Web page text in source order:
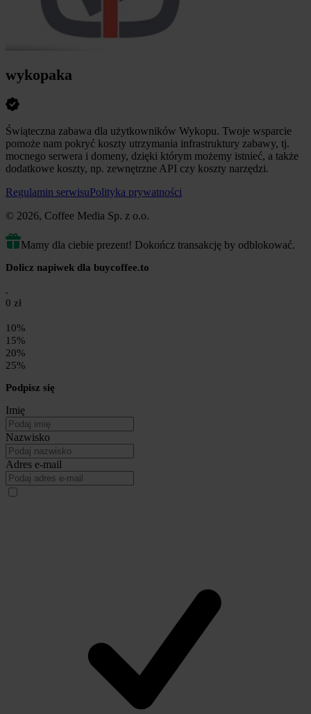
wykopaka
Świąteczna zabawa dla użytkowników Wykopu. Twoje wsparcie
pomoże nam pokryć koszty utrzymania infrastruktury zabawy, tj.
mocnego serwera i domeny, dzięki którym możemy istnieć, a także
dodatkowe koszty, np. zewnętrzne API czy koszty narzędzi.
Regulamin serwisuPolityka prywatności
© 2026, Coffee Media Sp. z o.o.
Mamy dla ciebie prezent! Dokończ transakcję by odblokować.
Dolicz napiwek dla buycoffee.to
0 zł
10%
15%
20%
25%
Podpisz się
Imię
Nazwisko
Adres e-mail